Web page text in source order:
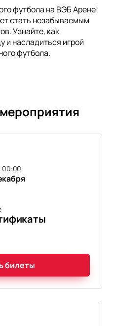
футбола на ВЭБ Арене!
стать незабываемым
Узнайте, как
и насладиться игрой
футбола.
00:00
билеты